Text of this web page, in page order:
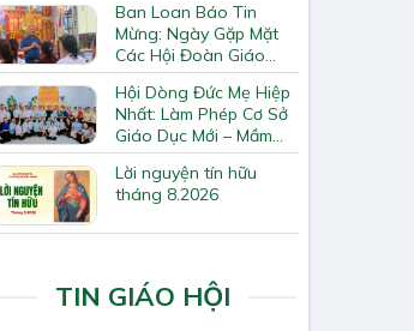
Ban Loan Báo Tin
Mừng: Ngày Gặp Mặt
Các Hội Đoàn Giáo
Hạt Bắc Giang
Hội Dòng Đức Mẹ Hiệp
Nhất: Làm Phép Cơ Sở
Giáo Dục Mới – Mầm
Non Thiên Ân
Lời nguyện tín hữu
tháng 8.2026
TIN GIÁO HỘI